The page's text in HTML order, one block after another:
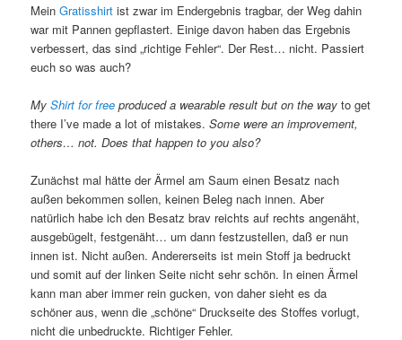
MeinGratisshirt ist zwar im Endergebnis tragbar, der Weg dahin
war mit Pannen gepflastert. Einige davon haben das Ergebnis
verbessert, das sind „richtige Fehler“. Der Rest… nicht. Passiert
euch so was auch?
MyShirt for free produced a wearable result but on the wayto get
there I’ve made a lot of mistakes.Some were an improvement,
others… not. Does that happen to you also?
Zunächst mal hätte der Ärmel am Saum einen Besatz nach
außen bekommen sollen, keinen Beleg nach innen. Aber
natürlich habe ich den Besatz brav reichts auf rechts angenäht,
ausgebügelt, festgenäht… um dann festzustellen, daß er nun
innen ist. Nicht außen. Andererseits ist mein Stoff ja bedruckt
und somit auf der linken Seite nicht sehr schön. In einen Ärmel
kann man aber immer rein gucken, von daher sieht es da
schöner aus, wenn die „schöne“ Druckseite des Stoffes vorlugt,
nicht die unbedruckte. Richtiger Fehler.